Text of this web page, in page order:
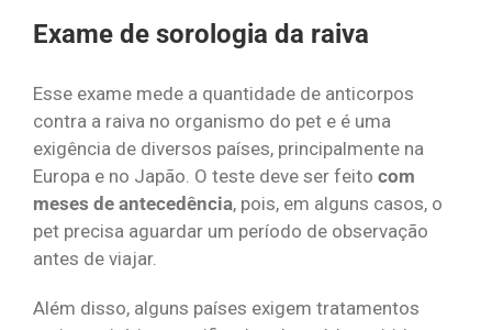
Exame de sorologia da raiva
Esse exame mede a quantidade de anticorpos
contra a raiva no organismo do pet e é uma
exigência de diversos países, principalmente na
Europa e no Japão. O teste deve ser feito com
meses de antecedência, pois, em alguns casos, o
pet precisa aguardar um período de observação
antes de viajar.
Além disso, alguns países exigem tratamentos